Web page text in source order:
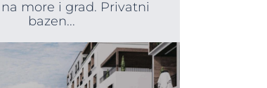
more i grad. Privatni
bazen...